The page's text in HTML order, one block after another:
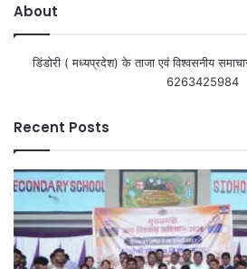
About
डिंडोरी ( मध्यप्रदेश) के ताजा एवं विश्वसनीय
6263425984
Recent Posts